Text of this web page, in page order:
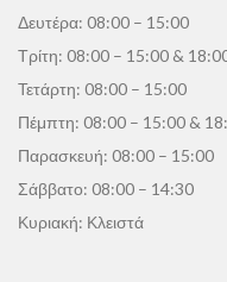
Δευτέρα: 08:00 – 15:00
Τρίτη: 08:00 – 15:00 &
Τετάρτη: 08:00 – 15:00
Πέμπτη: 08:00 – 15:00 &
Παρασκευή: 08:00 – 15:00
Σάββατο: 08:00 – 14:30
Κυριακή: Κλειστά